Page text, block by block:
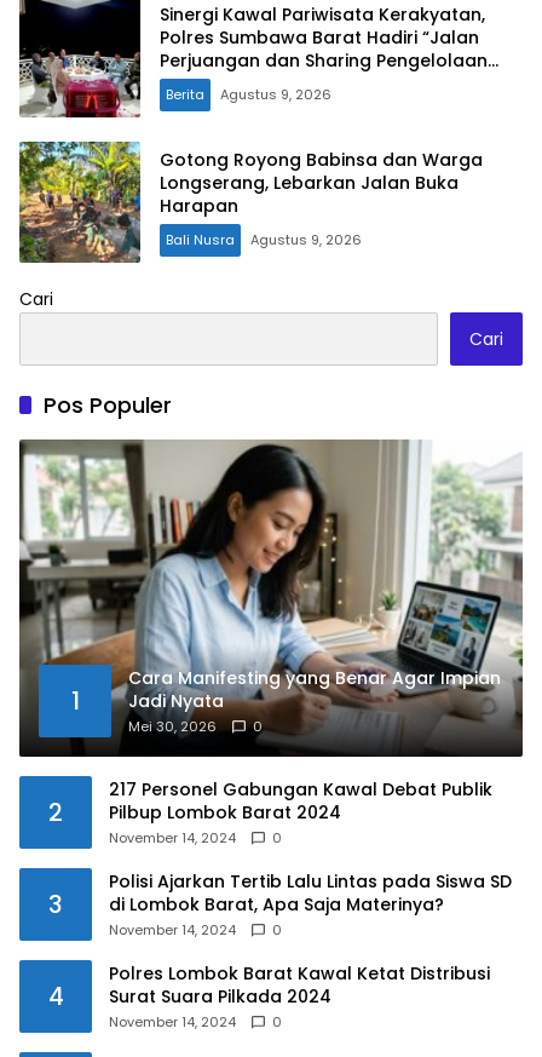
Sinergi Kawal Pariwisata Kerakyatan,
Polres Sumbawa Barat Hadiri “Jalan
Perjuangan dan Sharing Pengelolaan
Pariwisata Bendungan Tiu Suntuk”
Berita Agustus 9, 2026
Gotong Royong Babinsa dan Warga
Longserang, Lebarkan Jalan Buka
Harapan
Bali Nusra Agustus 9, 2026
Cari
Cari
Pos Populer
1
Cara Manifesting yang Benar Agar Impian
Jadi Nyata
Mei 30, 2026 0
2
217 Personel Gabungan Kawal Debat Publik
Pilbup Lombok Barat 2024
November 14, 2024 0
3
Polisi Ajarkan Tertib Lalu Lintas pada Siswa SD
di Lombok Barat, Apa Saja Materinya?
November 14, 2024 0
4
Polres Lombok Barat Kawal Ketat Distribusi
Surat Suara Pilkada 2024
November 14, 2024 0